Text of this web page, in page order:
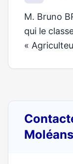
M. Bruno
qui le
«